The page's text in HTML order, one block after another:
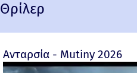
Θρίλερ
Ανταρσία - Mutiny 2026